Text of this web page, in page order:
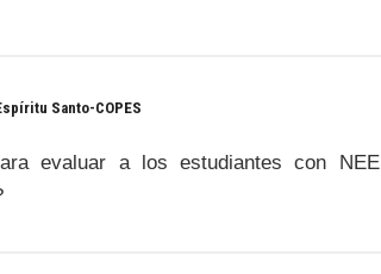
Santo-COPES
evaluar a los estudiantes con NEE